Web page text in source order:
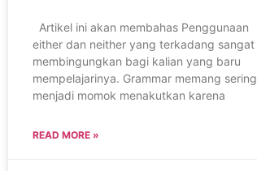
Artikel ini akan membahas Penggunaan
either dan neither yang terkadang sangat
membingungkan bagi kalian yang baru
mempelajarinya. Grammar memang sering
menjadi momok menakutkan karena
READ MORE »